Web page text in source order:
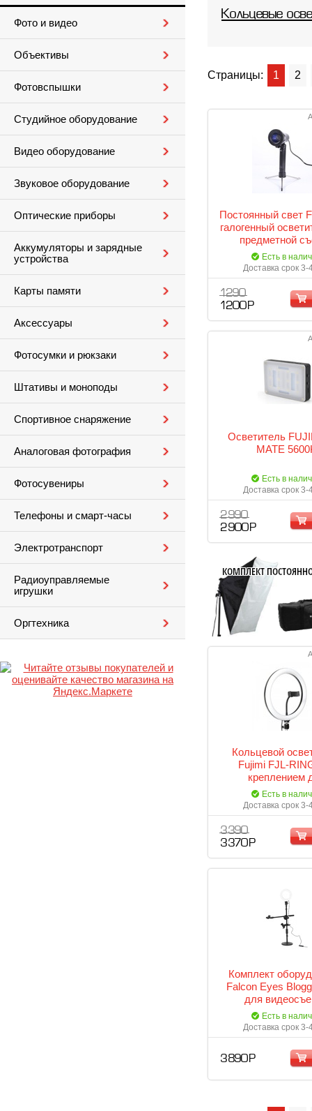
Фото и видео
Объективы
Фотовспышки
Студийное оборудование
Видео оборудование
Звуковое оборудование
Оптические приборы
Аккумуляторы и зарядные
устройства
Карты памяти
Аксессуары
Фотосумки и рюкзаки
Штативы и моноподы
Спортивное снаряжение
Аналоговая фотография
Фотосувениры
Телефоны и смарт-часы
Электротранспорт
Радиоуправляемые
игрушки
Оргтехника
Кольцевые
Страницы: 1 2
Постоянный свет
галогенный
предметной
Есть в
Доставка срок 3-
1 290
1 200 Р
Осветитель
MATE
Есть в
Доставка срок 3-
2 990
2 900 Р
Кольцевой
Fujimi FJL-
креплением
смартфона. +
мм
Есть в
Доставка срок 3-
3 390
3 370 Р
Комплект
Falcon Eyes
для
Есть в
Доставка срок 3-
3 890 Р